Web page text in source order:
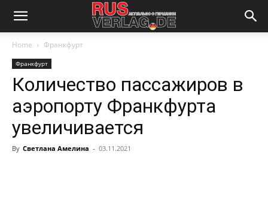
Home Франкфурт
Франкфурт
Количество пассажиров в
аэропорту Франкфурта
увеличивается
By Светлана Амелина - 03.11.2021